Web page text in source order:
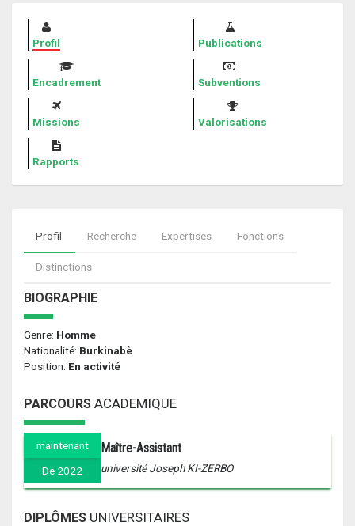
Profil Publications
Encadrement Subventions
Missions Valorisations
Rapports
Profil Recherche Expertises Fonctions
Distinctions
BIOGRAPHIE
Genre: Homme
Nationalité: Burkinabè
Position: En activité
PARCOURS ACADEMIQUE
maintenant
De 2022
Maître-Assistant
université Joseph KI-ZERBO
DIPLÔMES UNIVERSITAIRES